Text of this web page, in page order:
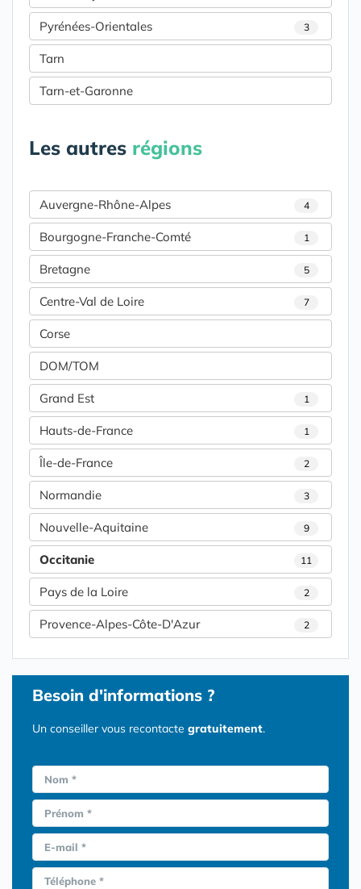
Pyrénées-Orientales 3
Tarn
Tarn-et-Garonne
Les autres régions
Auvergne-Rhône-Alpes 4
Bourgogne-Franche-Comté 1
Bretagne 5
Centre-Val de Loire 7
Corse
DOM/TOM
Grand Est 1
Hauts-de-France 1
Île-de-France 2
Normandie 3
Nouvelle-Aquitaine 9
Occitanie 11
Pays de la Loire 2
Provence-Alpes-Côte-D'Azur 2
Besoin d'informations ?
Un conseiller vous recontacte gratuitement.
Nom *
Prénom *
E-mail *
Téléphone *